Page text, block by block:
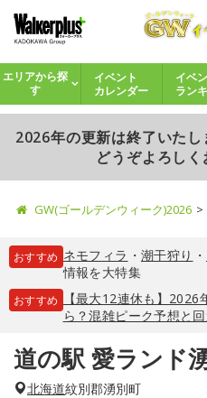
エリアから探
す
イベント
カレンダー
イベ
ラン
2026年の更新は終了いた
どうぞよろしく
GW(ゴールデンウィーク)2026
おすすめ ネモフィラ ・ 潮干狩り ・
情報を大特集
おすすめ
【最大12連休も】
ら？混雑ピーク予想と
道の駅 愛ランド
北海道紋別郡湧別町